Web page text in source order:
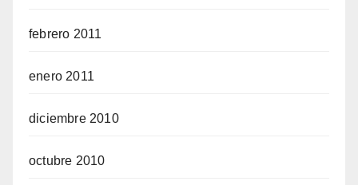
febrero 2011
enero 2011
diciembre 2010
octubre 2010